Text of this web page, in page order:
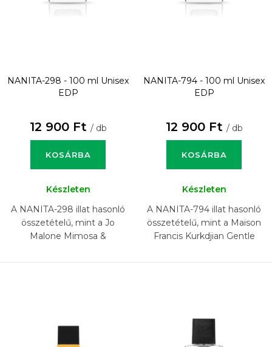
NANITA-298 - 100 ml Unisex
EDP
12 900 Ft / db
KOSÁRBA
Készleten
A NANITA-298 illat hasonló
összetételű, mint a Jo
Malone Mimosa &
NANITA-794 - 100 ml Unisex
EDP
12 900 Ft / db
KOSÁRBA
Készleten
A NANITA-794 illat hasonló
összetételű, mint a Maison
Francis Kurkdjian Gentle